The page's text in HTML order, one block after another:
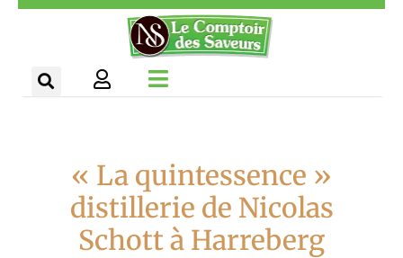
Aller
« La quintessence »
distillerie de Nicolas
Schott à Harreberg
Panneau de gestion des cookies